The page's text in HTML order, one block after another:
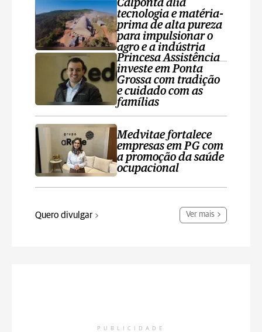
Calponta alia
tecnologia e matéria-
prima de alta pureza
para impulsionar o
agro e a indústria
Princesa Assistência
investe em Ponta
Grossa com tradição
e cuidado com as
famílias
Medvitae fortalece
empresas em PG com
a promoção da saúde
ocupacional
Quero divulgar Ver mais
PUBLICIDADE